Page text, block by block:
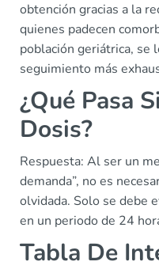
obtención gracias a la
quienes padecen
población geriátrica, se
seguimiento más
¿Qué Pasa
Dosis?
Respuesta: Al ser un
demanda”, no es
olvidada. Solo se debe
en un periodo de 24
Tabla De